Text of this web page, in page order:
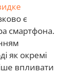
є
смартфона.
як окремі
впливати